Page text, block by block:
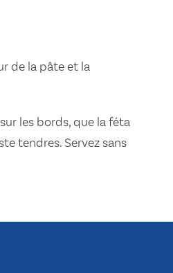
de la pâte et la
les bords, que la féta
tendres. Servez sans